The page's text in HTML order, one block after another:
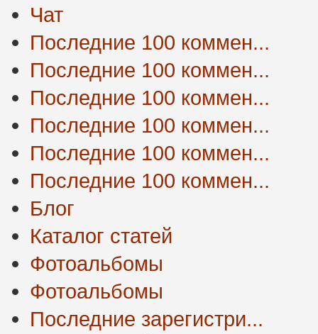
Чат
Последние 100 коммен...
Последние 100 коммен...
Последние 100 коммен...
Последние 100 коммен...
Последние 100 коммен...
Последние 100 коммен...
Блог
Каталог статей
Фотоальбомы
Фотоальбомы
Последние зарегистри...